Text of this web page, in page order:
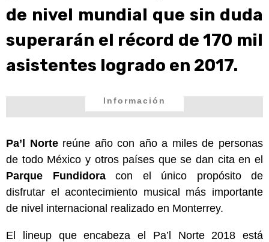
de nivel mundial que sin duda
superarán el récord de 170 mil
asistentes logrado en 2017.
Información
Pa’l Nortereúne año con año a miles de personas
de todo México y otros países que se dan cita en el
Parque Fundidoracon el único propósito de
disfrutar el acontecimiento musical más importante
de nivel internacional realizado en Monterrey.
El lineup que encabeza el Pa’l Norte 2018 está